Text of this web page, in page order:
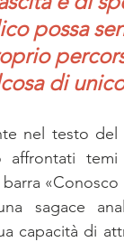
possa
di
nel testo
temi
sagace
capacità di